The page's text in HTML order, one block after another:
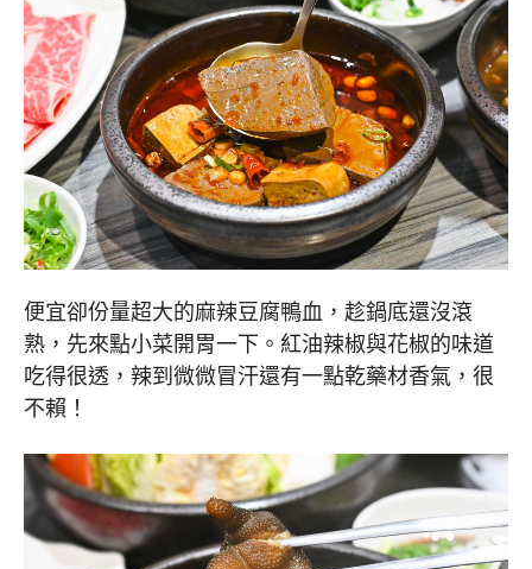
便宜卻份量超大的麻辣豆腐鴨血，趁鍋底還沒滾
熟，先來點小菜開胃一下。紅油辣椒與花椒的味道
吃得很透，辣到微微冒汗還有一點乾藥材香氣，很
不賴！